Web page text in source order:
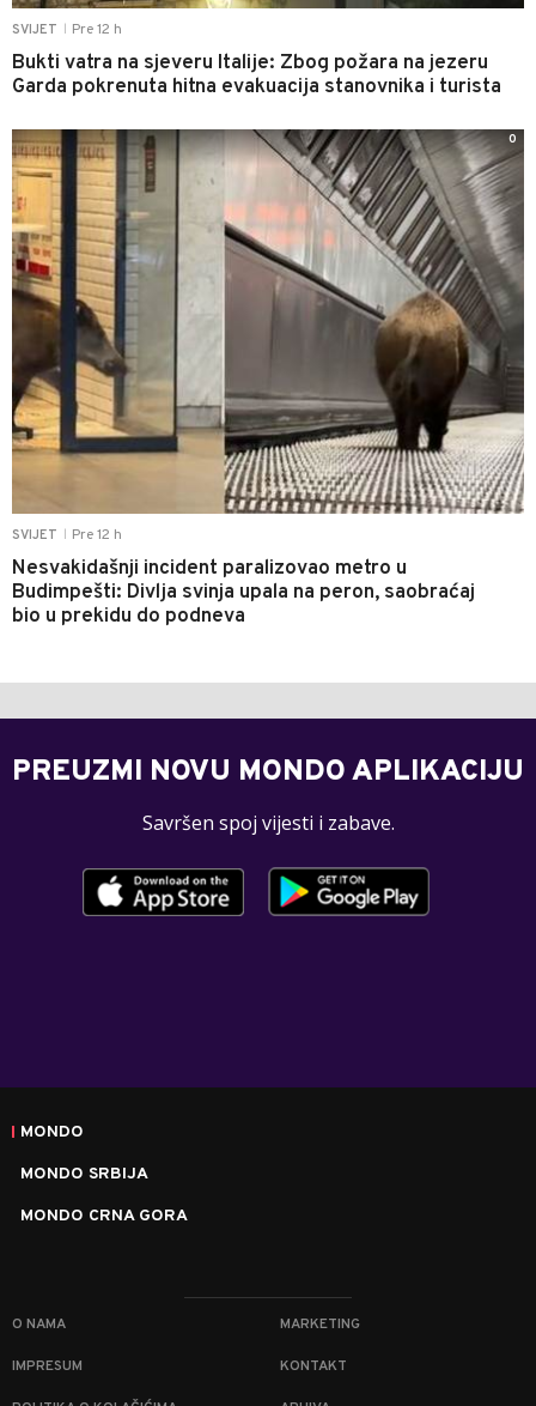
SVIJET Pre 12 h
Bukti vatra na sjeveru Italije: Zbog požara na jezeru
Garda pokrenuta hitna evakuacija stanovnika i turista
SVIJET Pre 12 h
Nesvakidašnji incident paralizovao metro u
Budimpešti: Divlja svinja upala na peron, saobraćaj
bio u prekidu do podneva
0
PREUZMI NOVU MONDO APLIKACIJU
Savršen spoj vijesti i zabave.
MONDO
MONDO SRBIJA
MONDO CRNA GORA
O NAMA MARKETING
IMPRESUM KONTAKT